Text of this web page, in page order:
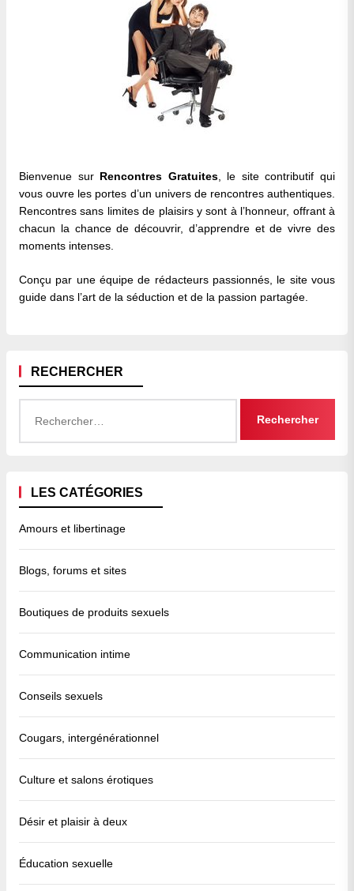
Bienvenue sur Rencontres Gratuites, le site contributif qui
vous ouvre les portes d’un univers de rencontres authentiques.
Rencontres sans limites de plaisirs y sont à l’honneur, offrant à
chacun la chance de découvrir, d’apprendre et de vivre des
moments intenses.
Conçu par une équipe de rédacteurs passionnés, le site vous
guide dans l’art de la séduction et de la passion partagée.
RECHERCHER
LES CATÉGORIES
Amours et libertinage
Blogs, forums et sites
Boutiques de produits sexuels
Communication intime
Conseils sexuels
Cougars, intergénérationnel
Culture et salons érotiques
Désir et plaisir à deux
Éducation sexuelle